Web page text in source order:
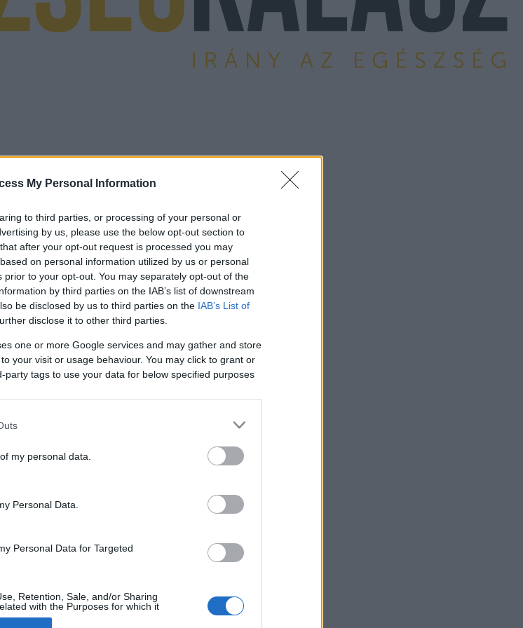
My Personal Information
to third parties, or processing of your personal or
by us, please use the below opt-out section to
after your opt-out request is processed you may
on personal information utilized by us or personal
to your opt-out. You may separately opt-out of the
by third parties on the IAB’s list of downstream
be disclosed by us to third parties on the IAB’s List of
disclose it to other third parties.
one or more Google services and may gather and store
your visit or usage behaviour. You may click to grant or
tags to use your data for below specified purposes
my personal data.
Personal Data.
Personal Data for Targeted
Retention, Sale, and/or Sharing
with the Purposes for which it